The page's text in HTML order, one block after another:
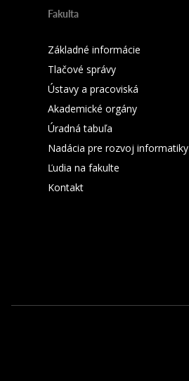
Fakulta
Základné informácie
Tlačové správy
Ústavy a pracoviská
Akademické orgány
Úradná tabuľa
Nadácia pre rozvoj informatiky
Ľudia na fakulte
Kontakt